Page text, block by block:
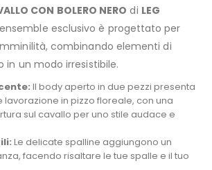
CON BOLERO NERO di LEG
esclusivo è progettato per
combinando elementi di
in un modo irresistibile.
Il body aperto in due pezzi presenta
lavorazione in pizzo floreale, con una
sul cavallo per uno stile audace e
Le delicate spalline aggiungono un
facendo risaltare le tue spalle e il tuo